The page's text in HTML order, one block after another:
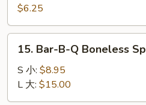
Rangoon
(6)
蟹
$6.25
Bar-
B-
Boneless
15. Bar-B-Q Boneless
S 小: $8.95
L 大: $15.00